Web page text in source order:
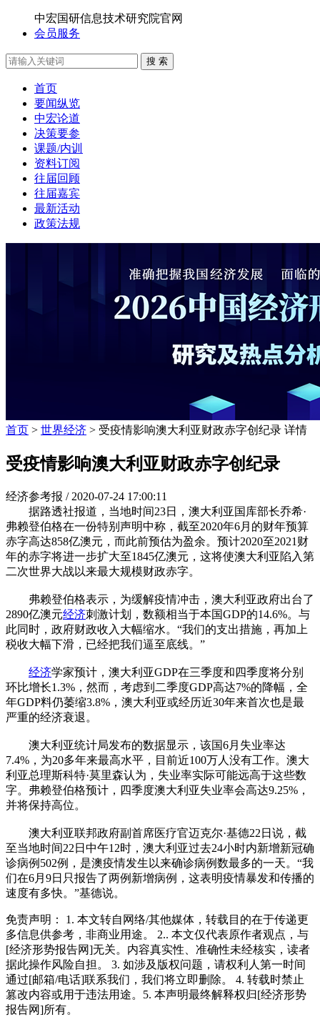
中宏国研信息技术研究院官网
会员服务
搜 索
首页
要闻纵览
中宏论道
决策要参
课题/内训
资料订阅
往届回顾
往届嘉宾
最新活动
政策法规
首页 > 世界经济 > 受疫情影响澳大利亚财政赤字创纪录 详情
受疫情影响澳大利亚财政赤字创纪录
经济参考报 / 2020-07-24 17:00:11
据路透社报道，当地时间23日，澳大利亚国库部长乔希·
弗赖登伯格在一份特别声明中称，截至2020年6月的财年预算
赤字高达858亿澳元，而此前预估为盈余。预计2020至2021财
年的赤字将进一步扩大至1845亿澳元，这将使澳大利亚陷入第
二次世界大战以来最大规模财政赤字。
弗赖登伯格表示，为缓解疫情冲击，澳大利亚政府出台了
2890亿澳元经济刺激计划，数额相当于本国GDP的14.6%。与
此同时，政府财政收入大幅缩水。“我们的支出措施，再加上
税收大幅下滑，已经把我们逼至底线。”
经济学家预计，澳大利亚GDP在三季度和四季度将分别
环比增长1.3%，然而，考虑到二季度GDP高达7%的降幅，全
年GDP料仍萎缩3.8%，澳大利亚或经历近30年来首次也是最
严重的经济衰退。
澳大利亚统计局发布的数据显示，该国6月失业率达
7.4%，为20多年来最高水平，目前近100万人没有工作。澳大
利亚总理斯科特·莫里森认为，失业率实际可能远高于这些数
字。弗赖登伯格预计，四季度澳大利亚失业率会高达9.25%，
并将保持高位。
澳大利亚联邦政府副首席医疗官迈克尔·基德22日说，截
至当地时间22日中午12时，澳大利亚过去24小时内新增新冠确
诊病例502例，是澳疫情发生以来确诊病例数最多的一天。“我
们在6月9日只报告了两例新增病例，这表明疫情暴发和传播的
速度有多快。”基德说。
免责声明： 1. 本文转自网络/其他媒体，转载目的在于传递更
多信息供参考，非商业用途。 2.. 本文仅代表原作者观点，与
[经济形势报告网]无关。内容真实性、准确性未经核实，读者
据此操作风险自担。 3. 如涉及版权问题，请权利人第一时间
通过[邮箱/电话]联系我们，我们将立即删除。 4. 转载时禁止
篡改内容或用于违法用途。5. 本声明最终解释权归[经济形势
报告网]所有。